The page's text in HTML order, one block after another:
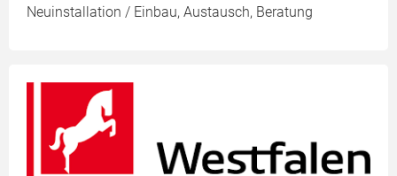
Neuinstallation / Einbau, Austausch, Beratung